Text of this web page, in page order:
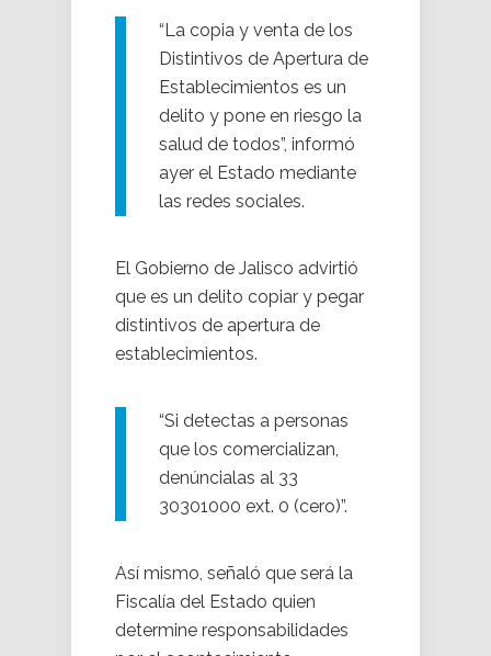
“La copia y venta de los
Distintivos de Apertura de
Establecimientos es un
delito y pone en riesgo la
salud de todos”, informó
ayer el Estado mediante
las redes sociales.
El Gobierno de Jalisco advirtió
que es un delito copiar y pegar
distintivos de apertura de
establecimientos.
“Si detectas a personas
que los comercializan,
denúncialas al 33
30301000 ext. 0 (cero)”.
Así mismo, señaló que será la
Fiscalía del Estado quien
determine responsabilidades